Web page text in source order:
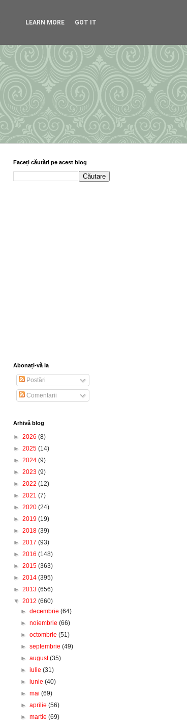
Faceți căutări pe acest blog
Abonați-vă la
Postări
Comentarii
Arhivă blog
► 2026 (8)
► 2025 (14)
► 2024 (9)
► 2023 (9)
► 2022 (12)
► 2021 (7)
► 2020 (24)
► 2019 (19)
► 2018 (39)
► 2017 (93)
► 2016 (148)
► 2015 (363)
► 2014 (395)
► 2013 (656)
▼ 2012 (660)
►decembrie(64)
►noiembrie(66)
►octombrie(51)
►septembrie(49)
►august(35)
►iulie(31)
►iunie(40)
►mai(69)
►aprilie(56)
►martie(69)
LEARN MORE GOT IT